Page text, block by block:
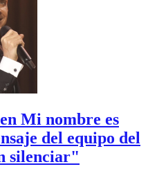
Mi nombre es
del equipo del
silenciar"